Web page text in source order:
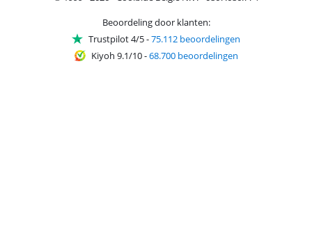
Beoordeling door klanten:
Trustpilot 4/5-75.112 beoordelingen
Kiyoh 9.1/10-68.700 beoordelingen